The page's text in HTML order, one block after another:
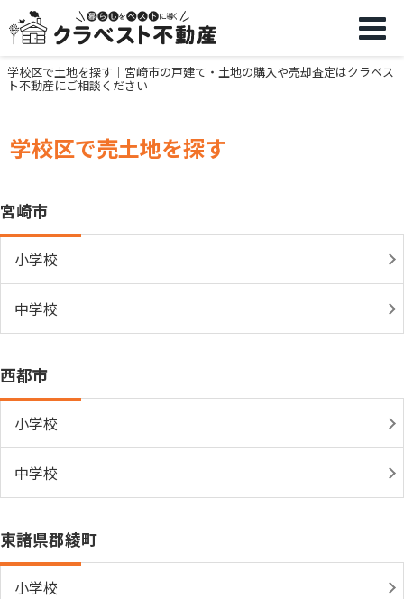
学校区で土地を探す｜宮崎市の戸建て・土地の購入や売却査定はクラベス
ト不動産にご相談ください
学校区で売土地を探す
宮崎市
小学校
中学校
西都市
小学校
中学校
東諸県郡綾町
小学校